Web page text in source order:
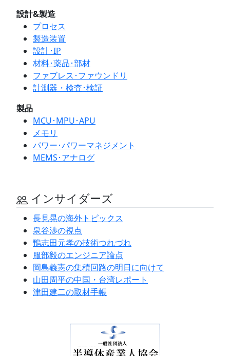
設計&製造
プロセス
製造装置
設計･IP
材料･薬品･部材
ファブレス･ファウンドリ
計測器・検査･検証
製品
MCU･MPU･APU
メモリ
パワー･パワーマネジメント
MEMS･アナログ
インサイダーズ
長見晃の海外トピックス
泉谷渉の視点
鴨志田元孝の技術つれづれ
服部毅のエンジニア論点
岡島義憲の集積回路の明日に向けて
山田周平の中国・台湾レポート
津田建二の取材手帳